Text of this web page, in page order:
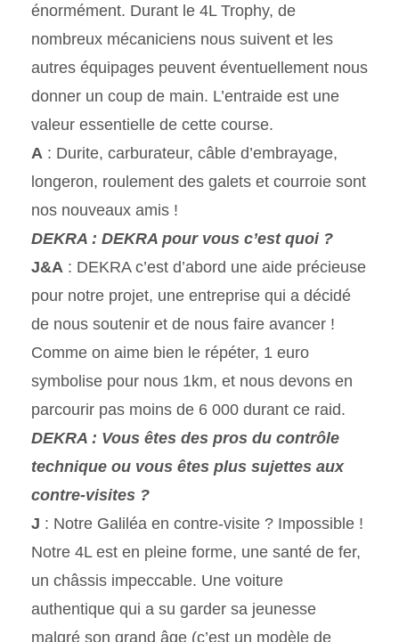
énormément. Durant le 4L Trophy, de
nombreux mécaniciens nous suivent et les
autres équipages peuvent éventuellement nous
donner un coup de main. L’entraide est une
valeur essentielle de cette course.
A : Durite, carburateur, câble d’embrayage,
longeron, roulement des galets et courroie sont
nos nouveaux amis !
DEKRA : DEKRA pour vous c’est quoi ?
J&A : DEKRA c’est d’abord une aide précieuse
pour notre projet, une entreprise qui a décidé
de nous soutenir et de nous faire avancer !
Comme on aime bien le répéter, 1 euro
symbolise pour nous 1km, et nous devons en
parcourir pas moins de 6 000 durant ce raid.
DEKRA : Vous êtes des pros du contrôle
technique ou vous êtes plus sujettes aux
contre-visites ?
J : Notre Galiléa en contre-visite ? Impossible !
Notre 4L est en pleine forme, une santé de fer,
un châssis impeccable. Une voiture
authentique qui a su garder sa jeunesse
malgré son grand âge (c’est un modèle de